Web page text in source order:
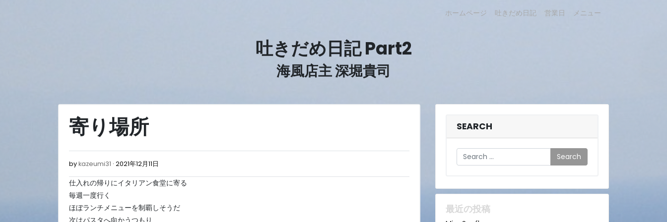
ホームページ 吐きだめ日記 営業日 メニュー
吐きだめ日記 Part2
海風店主 深堀貴司
寄り場所
bykazeumi31 2021年12月11日
12
日
仕入れの帰りにイタリアン食堂に寄る
毎週一度行く
ほぼランチメニューを制覇しそうだ
次はパスタへ向かうつもり
SEARCH
Search
最近の投稿